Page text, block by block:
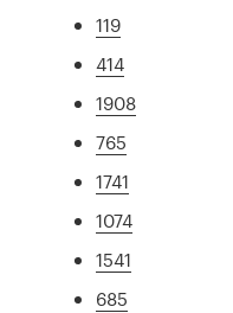
119
414
1908
765
1741
1074
1541
685